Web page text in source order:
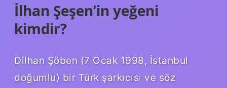
İlhan Şeşen’in yeğeni
kimdir?
Dilhan Şöben (7 Ocak 1998, İstanbul
doğumlu) bir Türk şarkıcısı ve söz